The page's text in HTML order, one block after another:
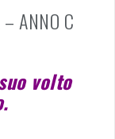
ANNO C
volto